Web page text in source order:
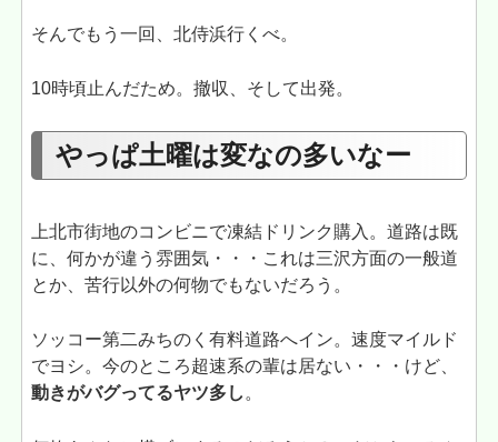
そんでもう一回、北侍浜行くべ。
10時頃止んだため。撤収、そして出発。
やっぱ土曜は変なの多いなー
上北市街地のコンビニで凍結ドリンク購入。道路は既
に、何かが違う雰囲気・・・これは三沢方面の一般道
とか、苦行以外の何物でもないだろう。
ソッコー第二みちのく有料道路へイン。速度マイルド
でヨシ。今のところ超速系の輩は居ない・・・けど、
動きがバグってるヤツ多し。